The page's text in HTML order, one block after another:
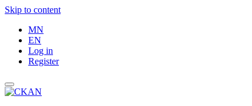
Skip to content
MN
EN
Log in
Register